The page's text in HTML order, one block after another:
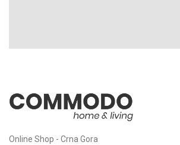
Online Shop - Crna Gora